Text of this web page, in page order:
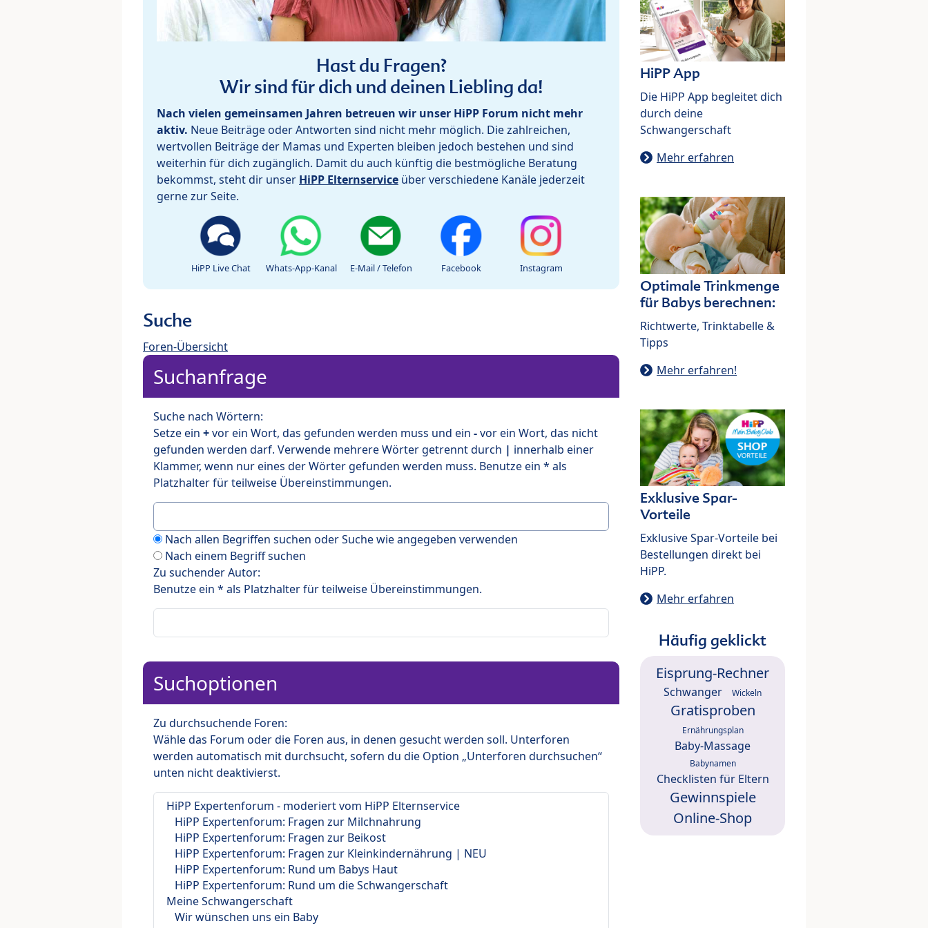
Hast du Fragen?
Wir sind für dich und deinen Liebling da!
Nach vielen gemeinsamen Jahren betreuen wir unser HiPP Forum nicht mehr
aktiv. Neue Beiträge oder Antworten sind nicht mehr möglich. Die zahlreichen,
wertvollen Beiträge der Mamas und Experten bleiben jedoch bestehen und sind
weiterhin für dich zugänglich. Damit du auch künftig die bestmögliche Beratung
bekommst, steht dir unser HiPP Elternservice über verschiedene Kanäle jederzeit
gerne zur Seite.
HiPP Live Chat Whats-App-Kanal E-Mail / Telefon Facebook Instagram
Suche
Foren-Übersicht
Suchanfrage
Suche nach Wörtern:
Setze ein +vor ein Wort, das gefunden werden muss und ein -vor ein Wort, das nicht
gefunden werden darf. Verwende mehrere Wörter getrennt durch | innerhalb einer
Klammer, wenn nur eines der Wörter gefunden werden muss. Benutze ein * als
Platzhalter für teilweise Übereinstimmungen.
Nach allen Begriffen suchen oder Suche wie angegeben verwenden
Nach einem Begriff suchen
Zu suchender Autor:
Benutze ein * als Platzhalter für teilweise Übereinstimmungen.
Suchoptionen
Zu durchsuchende Foren:
Wähle das Forum oder die Foren aus, in denen gesucht werden soll. Unterforen
werden automatisch mit durchsucht, sofern du die Option „Unterforen durchsuchen“
unten nicht deaktivierst.
HiPP App
Die HiPP App begleitet dich
durch deine
Schwangerschaft
Mehr erfahren
Optimale Trinkmenge
für Babys berechnen:
Richtwerte, Trinktabelle &
Tipps
Mehr erfahren!
Exklusive Spar-
Vorteile
Exklusive Spar-Vorteile bei
Bestellungen direkt bei
HiPP.
Mehr erfahren
Häufig geklickt
Eisprung-Rechner
Schwanger Wickeln
Gratisproben
Ernährungsplan
Baby-Massage
Babynamen
Checklisten für Eltern
Gewinnspiele
Online-Shop